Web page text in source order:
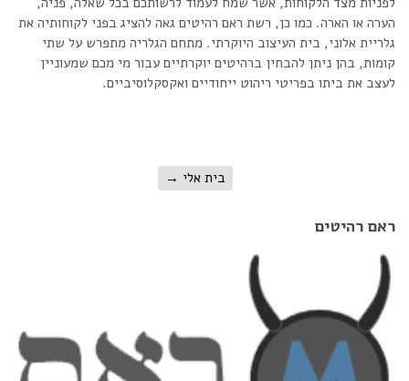
הערה או הארה. כמו כן, רשת ראם רהיטים גאה להציג בפני לקוחותיה את
גלריית אלוני, בית העיצוב היוקרתי. מתחם הגלריה מתפרש על שתי
קומות, בהן ניתן להבחין ברהיטים יוקרתיים עבור מי מכם שמעוניין
לעצב את ביתו בפריטי ריהוט ייחודיים ואקסקלוסיביים.
בית אלי →
ראם רהיטים